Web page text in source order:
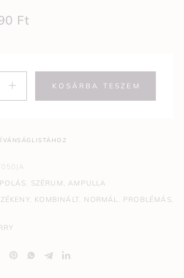
Ft
KOSÁRBA TESZEM
, SZÉRUM, AMPULLA
, KOMBINÁLT, NORMÁL , PROBLÉMÁS,